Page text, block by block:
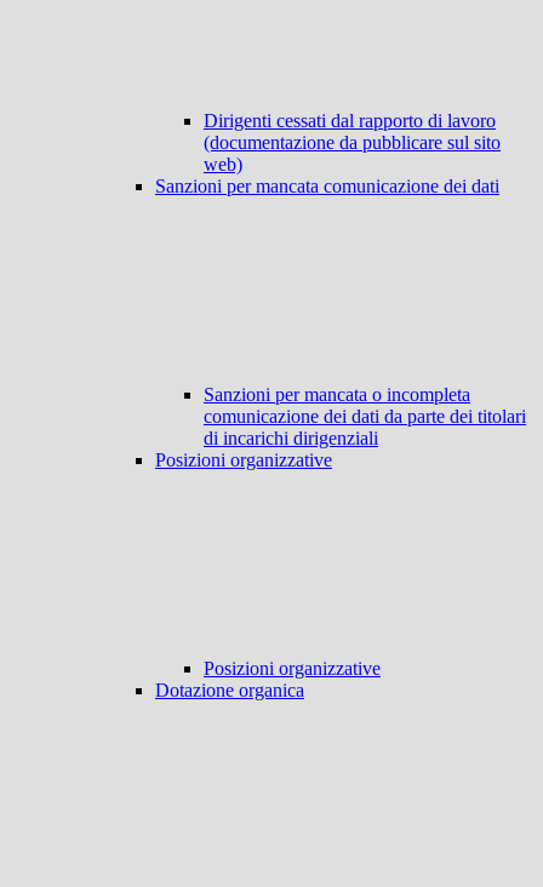
Dirigenti cessati dal rapporto di lavoro
(documentazione da pubblicare sul sito
web)
Sanzioni per mancata comunicazione dei dati
Sanzioni per mancata o incompleta
comunicazione dei dati da parte dei titolari
di incarichi dirigenziali
Posizioni organizzative
Posizioni organizzative
Dotazione organica